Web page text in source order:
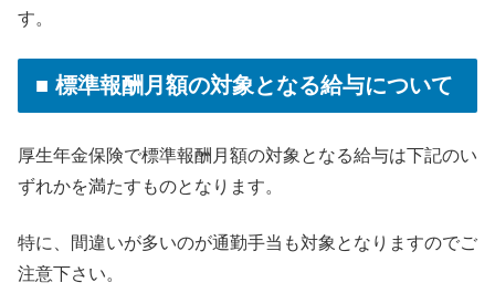
す。
■ 標準報酬月額の対象となる給与について
厚生年金保険で標準報酬月額の対象となる給与は下記のい
ずれかを満たすものとなります。
特に、間違いが多いのが通勤手当も対象となりますのでご
注意下さい。